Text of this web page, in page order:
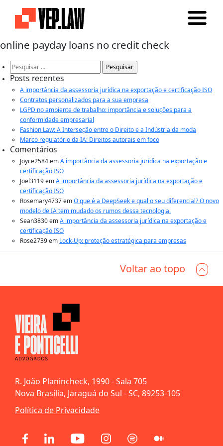
online payday loans no credit check
Pesquisar
por:
Posts recentes
A importância da assessoria jurídica na exportação e certificação ISO
Contratos personalizados para a sua empresa
LGPD no ambiente de trabalho: importância e soluções para a
conformidade empresarial
Fashion Law: A Interseção entre o Direito e a Indústria da moda
Marco regulatório da IA: Direitos autorais em foco
Comentários
Joyce2584emA importância da assessoria jurídica na exportação e
certificação ISO
Joel3119emA importância da assessoria jurídica na exportação e
certificação ISO
Rosemary4737emO que é a DeepSeek e qual o seu diferencial? O novo
modelo de IA tem mudado os rumos dessa tecnologia.
Sean3830emA importância da assessoria jurídica na exportação e
certificação ISO
Rose2739em Lock-Up: proteção estratégica para empresas
Voltar ao topo
R. João Planincheck, 1990 - Sala 705
Nova Brasília, Jaraguá do Sul - SC, 89253-105
Política de Privacidade